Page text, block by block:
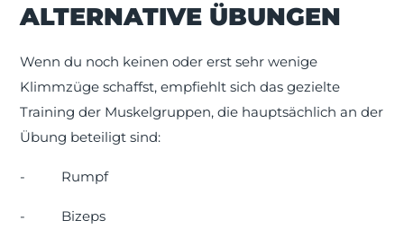
ALTERNATIVE ÜBUNGEN
Wenn du noch keinen oder erst sehr wenige
Klimmzüge schaffst, empfiehlt sich das gezielte
Training der Muskelgruppen, die hauptsächlich an der
Übung beteiligt sind:
- Rumpf
- Bizeps